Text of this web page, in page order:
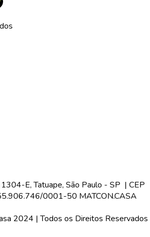
E, Tatuape, São Paulo - SP | CEP
0001-50 MATCON.CASA
2024 | Todos os Direitos Reservados